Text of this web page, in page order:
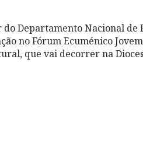
Departamento Nacional de
no Fórum Ecuménico
que vai decorrer na